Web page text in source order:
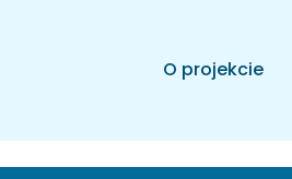
O projekcie